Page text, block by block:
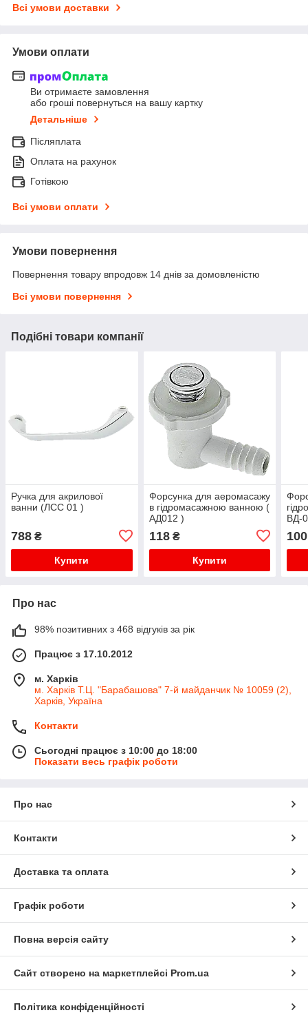
Всі умови доставки
Умови оплати
Ви отримаєте замовлення
або гроші повернуться на вашу картку
Детальніше
Післяплата
Оплата на рахунок
Готівкою
Всі умови оплати
Умови повернення
Повернення товару впродовж 14 днів за домовленістю
Всі умови повернення
Подібні товари компанії
Ручка для акрилової
ванни (ЛСС 01 )
788 ₴
Купити
Форсунка для аеромасажу
в гідромасажною ванною (
АД012 )
118₴
Купити
ВД-
100
Про нас
98% позитивних з 468 відгуків за рік
Працює з 17.10.2012
м. Харків
м. Харків Т.Ц. "Барабашова" 7-й майданчик № 10059 (2),
Харків, Україна
Контакти
Сьогодні працює з 10:00 до 18:00
Показати весь графік роботи
Про нас
Контакти
Доставка та оплата
Графік роботи
Повна версія сайту
Сайт створено на маркетплейсі Prom.ua
Політика конфіденційності